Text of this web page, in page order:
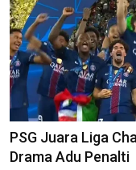
PSG Juara Liga
Drama Adu Penalti